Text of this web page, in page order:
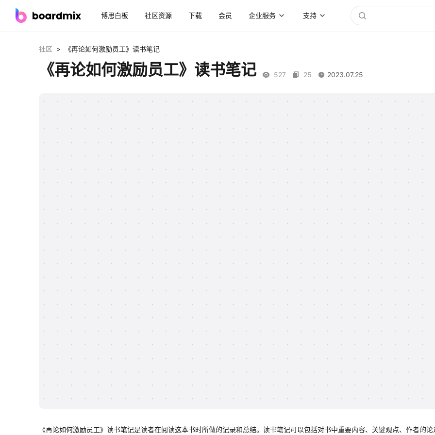
博思白板 社区资源 下载 会员 企业服务 支持
社区 > 《再论如何激励员工》读书笔记
《再论如何激励员工》读书笔记 527 25 2023.07.25
《再论如何激励员工》读书笔记是读者在阅读这本书时所做的记录和总结。读书笔记可以包括对书中重要内容、关键观点、作者的论